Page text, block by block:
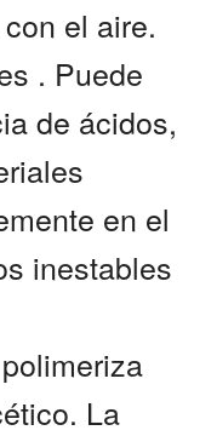
el aire.
. Puede
de ácidos,
en el
inestables
La